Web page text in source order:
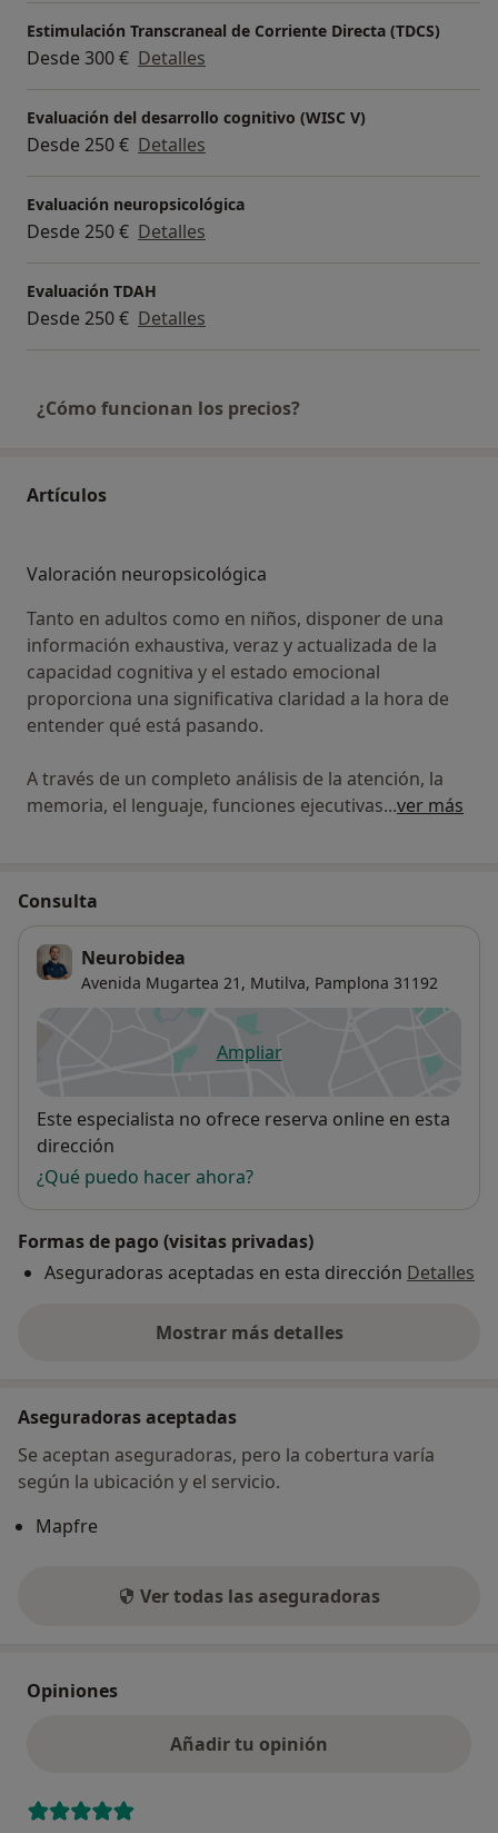
Estimulación Transcraneal de Corriente Directa (TDCS)
Desde 300 € Detalles
Evaluación del desarrollo cognitivo (WISC V)
Desde 250 € Detalles
Evaluación neuropsicológica
Desde 250 € Detalles
Evaluación TDAH
Desde 250 € Detalles
¿Cómo funcionan los precios?
Artículos
Valoración neuropsicológica
Tanto en adultos como en niños, disponer de una
información exhaustiva, veraz y actualizada de la
capacidad cognitiva y el estado emocional
proporciona una significativa claridad a la hora de
entender qué está pasando.
A través de un completo análisis de la atención, la
memoria, el lenguaje, funciones ejecutivas...ver más
Consulta
Neurobidea
Avenida Mugartea 21, Mutilva, Pamplona 31192
Ampliarse abre en una nueva
Disponibilidad
Este especialista no ofrece reserva online en esta
dirección
¿Qué puedo hacer ahora?
Formas de pago (visitas privadas)
Aseguradoras aceptadas en esta dirección Detalles
Mostrar más detalles
sobre la dirección
Aseguradoras aceptadas
Se aceptan aseguradoras, pero la cobertura varía
según la ubicación y el servicio.
Mapfre
Ver todas las aseguradoras
Opiniones
Añadir tu opinión